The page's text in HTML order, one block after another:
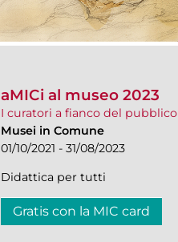
aMICi al museo 2023
I curatori a fianco del pubblico
Musei in Comune
01/10/2021 - 31/08/2023
Didattica per tutti
Gratis con la MIC card